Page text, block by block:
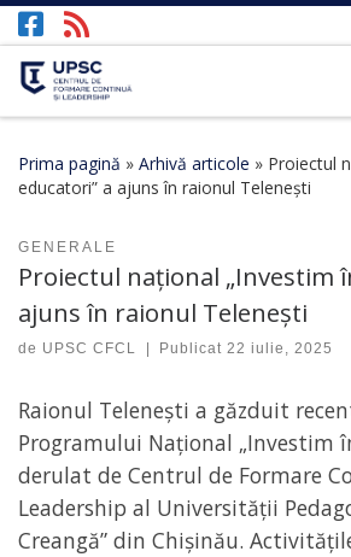
Afișează întregul conținut
Prima pagină » Arhivă articole » Proiectul
educatori” a ajuns în raionul Telenești
GENERALE
Proiectul național „Investim
ajuns în raionul Telenești
de UPSC CFCL Publicat22 iulie, 2025
Raionul Telenești a găzduit
Programului Național „Investim
derulat de Centrul de Formare
Leadership al Universității
Creangă” din Chișinău.